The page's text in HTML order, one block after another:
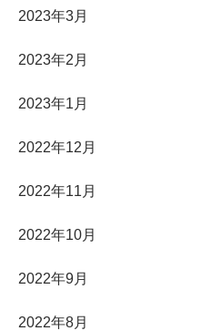
2023年3月
2023年2月
2023年1月
2022年12月
2022年11月
2022年10月
2022年9月
2022年8月